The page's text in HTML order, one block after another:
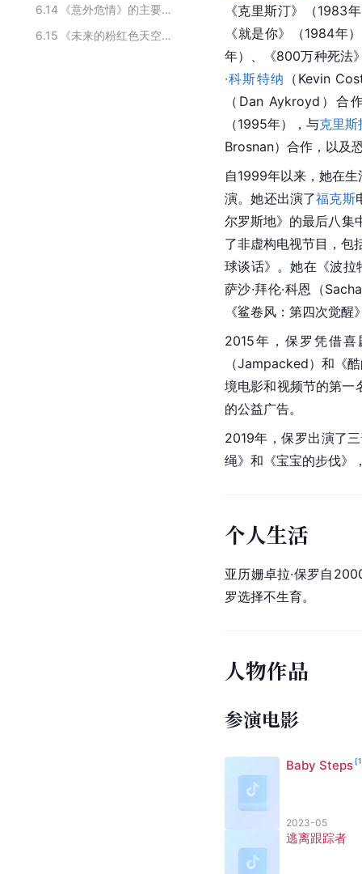
6.14
《意外危情》的主要演员
6.15
《未来的粉红色天空》的主要演员
《克里斯汀》（1983
《就是你》（1984年
年）、《800万种死法
·科斯特纳 （Kevin
（Dan Aykroyd）合
（1995年），与克里斯
Brosnan）合作，以及
自1999年以来，她在生
演。她还出演了福克斯
尔罗斯地》的最后八集
了非虚构电视节目，包
球谈话》。她在《波拉
萨沙·拜伦·科恩（
《鲨卷风：第四次觉醒
2015年，保罗凭借
（Jampacked）和《
境电影和视频节的第一
的公益广告。
2019年，保罗出演了
绳》和《宝宝的步伐》
个人生活
亚历姗卓拉·保罗自
罗选择不生育。
人物作品
参演电影
Baby Steps [1
2023-05
逃离跟踪者